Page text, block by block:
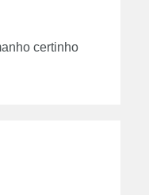
certinho